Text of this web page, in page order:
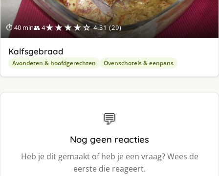
⏱ 40 min👥 4★★★★☆ 4.31 (29)
Kalfsgebraad
Avondeten & hoofdgerechten Ovenschotels & eenpans
💬
Nog geen reacties
Heb je dit gemaakt of heb je een vraag? Wees de
eerste die reageert.